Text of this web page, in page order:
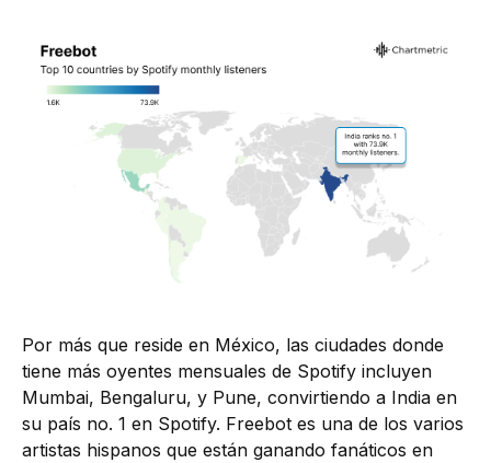
Por más que reside en México, las ciudades donde
tiene más oyentes mensuales de Spotify incluyen
Mumbai, Bengaluru, y Pune, convirtiendo a India en
su país no. 1 en Spotify. Freebot es una de los varios
artistas hispanos que están ganando fanáticos en